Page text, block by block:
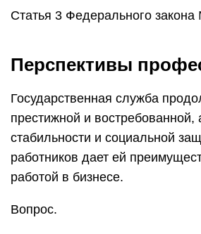
Статья 3 Федерального
Перспективы
Государственная служба
престижной и востребованной,
стабильности и социальной
работников дает ей
работой в бизнесе.
Вопрос.